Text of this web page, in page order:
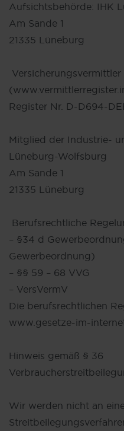
Aufsichtsbehörde: IHK
Am Sande 1
21335 Lüneburg
Versicherungsvermittler
Register Nr. D-D694-
Mitglied der Industrie-
Lüneburg-Wolfsburg
Am Sande 1
21335 Lüneburg
Berufsrechtliche
– §34 d
Gewerbeordnung)
– §§ 59 – 68 VVG
– VersVermV
Die berufsrechtlichen
www.gesetze-im-
Hinweis gemäß § 36
Wir werden nicht an